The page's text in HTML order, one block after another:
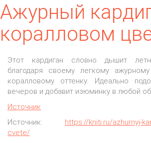
Ажурный
коралловом
Этот кардиган словно дышит
благодаря своему легкому
коралловому оттенку. Идеально
вечеров и добавит изюминку в любой
Источник
Источник: https://kniti.ru/azhurnyj-
cvete/